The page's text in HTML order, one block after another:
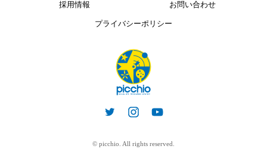
採用情報 お問い合わせ
プライバシーポリシー
© picchio. All rights reserved.